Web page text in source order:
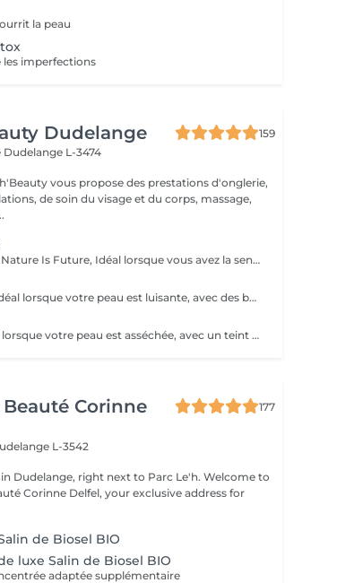
la peau
les imperfections
Dudelange
159
Dudelange L-3474
vous propose des prestations d'onglerie,
de soin du visage et du corps, massage,
Le soin Hydratant Nature Is Future, Idéal lorsque vous avez la sensation de peau qui tire, d'inconfort, squames. Votre peau sera plus lumineuse et plus agréable.
Le soin Purifiant Idéal lorsque votre peau est luisante, avec des boutons et/ou des points noirs. Votre peau sera purifiée, assainie et votre sécrétion de sébum régulée.
Le soin Éclat Idéal lorsque votre peau est asséchée, avec un teint terne, poches/cernes. Votre peau sera revitalisée, relipidée et décongestionnée et beaucoup plus éclatante !
Corinne
177
L-3542
right next to Parc Le'h. Welcome to
Corinne Delfel, your exclusive address for
de Biosel BIO
luxe Salin de Biosel BIO
adaptée supplémentaire